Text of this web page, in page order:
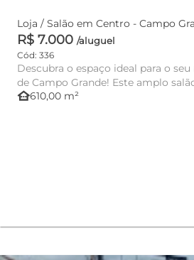
Loja / Salão em Centro -
R$ 7.000 /aluguel
Cód: 336
Descubra o espaço ideal para o
de Campo Grande! Este amplo
other_houses610,00 m²